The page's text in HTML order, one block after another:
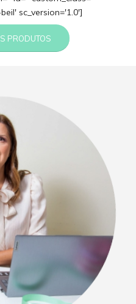
sc_version='1.0']
PRODUTOS